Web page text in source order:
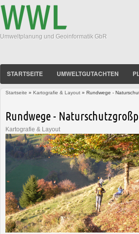
Umweltplanung und Geoinformatik GbR
STARTSEITE UMWELTGUTACHTEN
Startseite » Kartografie & Layout » Rundwege -
Rundwege -
Kartografie & Layout